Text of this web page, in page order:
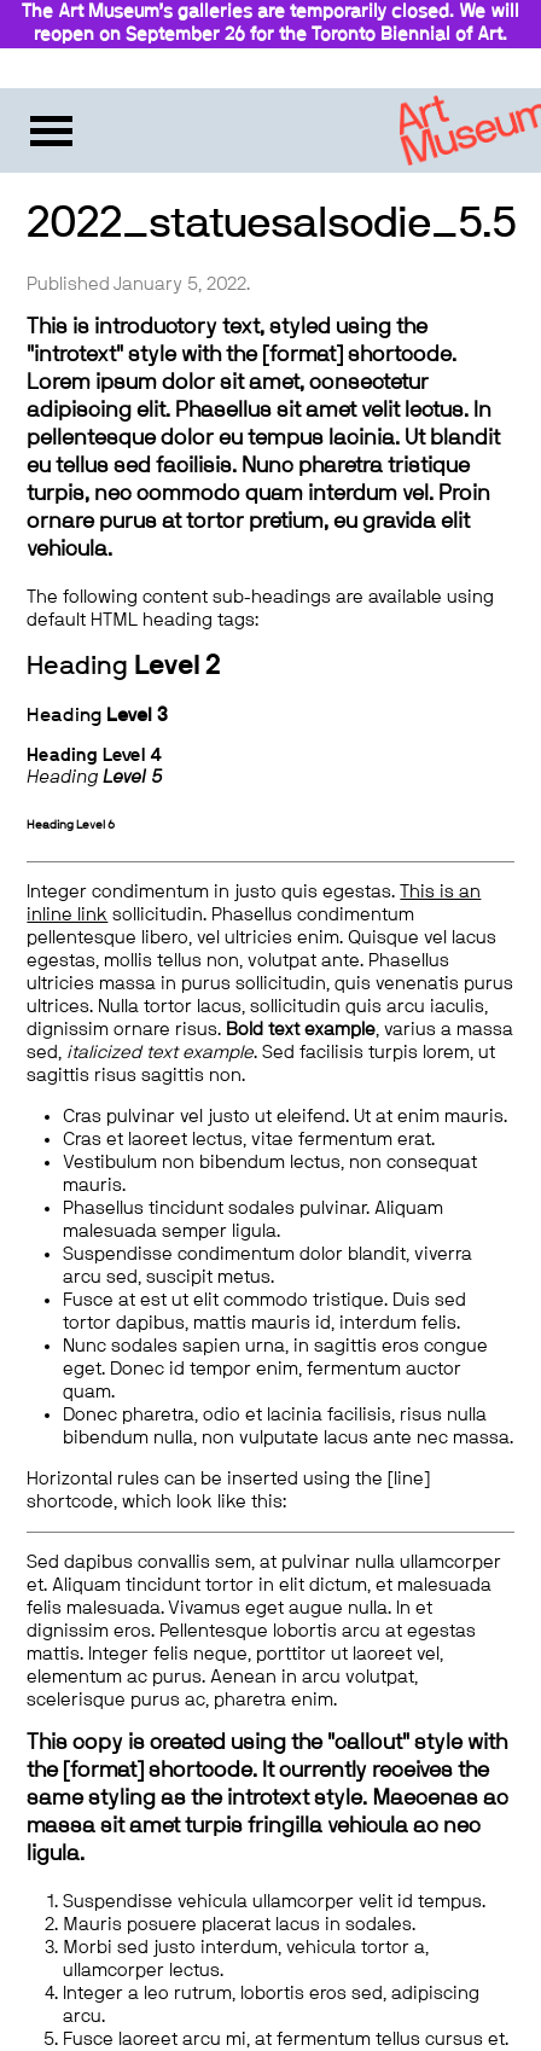
The Art Museum’s galleries are temporarily closed. We will
reopen on September 26 for the Toronto Biennial of Art.
2022_statuesalsodie_5.5
Published January 5, 2022.
This is introductory text, styled using the
"introtext" style with the [format] shortcode.
Lorem ipsum dolor sit amet, consectetur
adipiscing elit. Phasellus sit amet velit lectus. In
pellentesque dolor eu tempus lacinia. Ut blandit
eu tellus sed facilisis. Nunc pharetra tristique
turpis, nec commodo quam interdum vel. Proin
ornare purus at tortor pretium, eu gravida elit
vehicula.
The following content sub-headings are available using
default HTML heading tags:
Heading Level 2
Heading Level 3
Heading Level 4
HeadingLevel 5
Heading Level 6
Integer condimentum in justo quis egestas.
This is an
inline link sollicitudin. Phasellus condimentum
pellentesque libero, vel ultricies enim. Quisque vel lacus
egestas, mollis tellus non, volutpat ante. Phasellus
ultricies massa in purus sollicitudin, quis venenatis purus
ultrices. Nulla tortor lacus, sollicitudin quis arcu iaculis,
dignissim ornare risus. Bold text example, varius a massa
sed, italicized text example. Sed facilisis turpis lorem, ut
sagittis risus sagittis non.
Cras pulvinar vel justo ut eleifend. Ut at enim mauris.
Cras et laoreet lectus, vitae fermentum erat.
Vestibulum non bibendum lectus, non consequat
mauris.
Phasellus tincidunt sodales pulvinar. Aliquam
malesuada semper ligula.
Suspendisse condimentum dolor blandit, viverra
arcu sed, suscipit metus.
Fusce at est ut elit commodo tristique. Duis sed
tortor dapibus, mattis mauris id, interdum felis.
Nunc sodales sapien urna, in sagittis eros congue
eget. Donec id tempor enim, fermentum auctor
quam.
Donec pharetra, odio et lacinia facilisis, risus nulla
bibendum nulla, non vulputate lacus ante nec massa.
Horizontal rules can be inserted using the [line]
shortcode, which look like this:
Sed dapibus convallis sem, at pulvinar nulla ullamcorper
et. Aliquam tincidunt tortor in elit dictum, et malesuada
felis malesuada. Vivamus eget augue nulla. In et
dignissim eros. Pellentesque lobortis arcu at egestas
mattis. Integer felis neque, porttitor ut laoreet vel,
elementum ac purus. Aenean in arcu volutpat,
scelerisque purus ac, pharetra enim.
This copy is created using the "callout" style with
the [format] shortcode. It currently receives the
same styling as the introtext style. Maecenas ac
massa sit amet turpis fringilla vehicula ac nec
ligula.
Suspendisse vehicula ullamcorper velit id tempus.
Mauris posuere placerat lacus in sodales.
Morbi sed justo interdum, vehicula tortor a,
ullamcorper lectus.
Integer a leo rutrum, lobortis eros sed, adipiscing
arcu.
Fusce laoreet arcu mi, at fermentum tellus cursus et.